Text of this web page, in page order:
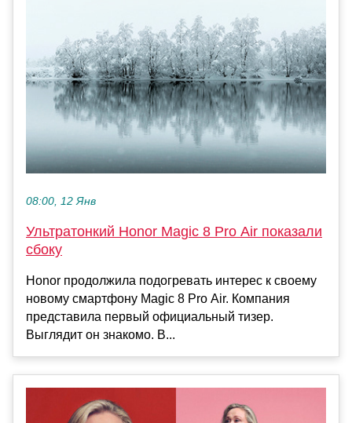
08:00, 12 Янв
Ультратонкий Honor Magic 8 Pro Air показали
сбоку
Honor продолжила подогревать интерес к своему
новому смартфону Magic 8 Pro Air. Компания
представила первый официальный тизер.
Выглядит он знакомо. В...